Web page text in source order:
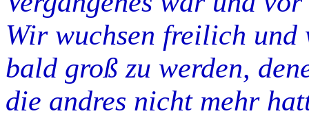
Wir wuchsen freilich
bald groß zu werden,
die andres nicht mehr